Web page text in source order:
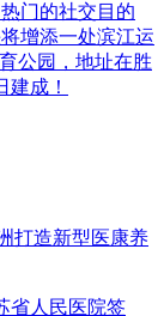
门的社交目的
增添一处滨江运
公园，地址在胜
建成！
打造新型医康养
省人民医院签